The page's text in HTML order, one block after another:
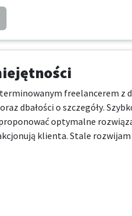
freelancerem z
dbałości o szczegóły.
optymalne
klienta. Stale